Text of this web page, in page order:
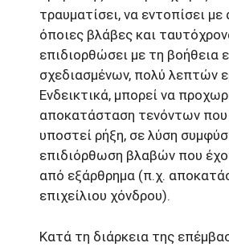
τραυματίσει, να εντοπίσει με
όποιες βλάβες και
επιδιορθώσει με τη βοήθεια
σχεδιασμένων, πολύ λεπτών
Ενδεικτικά, μπορεί να
αποκατάσταση τενόντων που
υποστεί ρήξη, σε λύση
επιδιόρθωση βλαβών που
από εξάρθρημα (π.χ.
επιχείλιου χόνδρου).
Κατά τη διάρκεια της